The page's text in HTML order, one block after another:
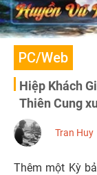
PC/Web
Hiệp Khách
Thiên Cung
Tran Huy
Thêm một Kỳ